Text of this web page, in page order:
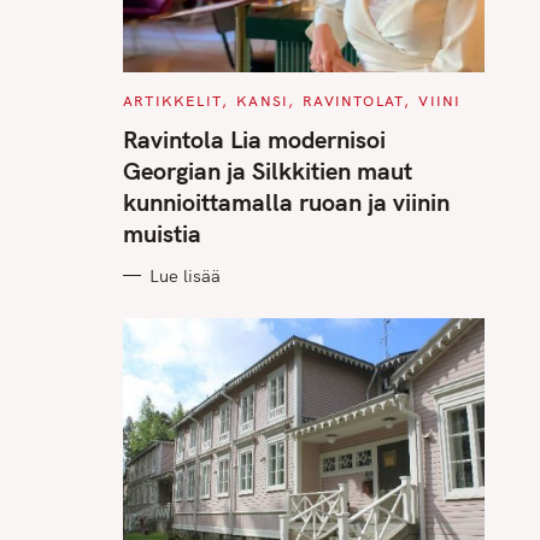
C
T
E
G
O
R
I
S
ARTIKKELIT KANSI RAVINTOLAT VIINI
Ravintola Lia modernisoi
Georgian ja Silkkitien maut
kunnioittamalla ruoan ja viinin
muistia
Lue lisää